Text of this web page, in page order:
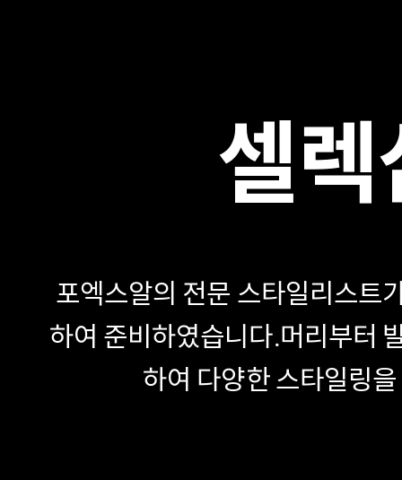
셀렉
포엑스알의 전문 스타일리스트
하여 준비하였습니다.머리부터
하여 다양한 스타일링